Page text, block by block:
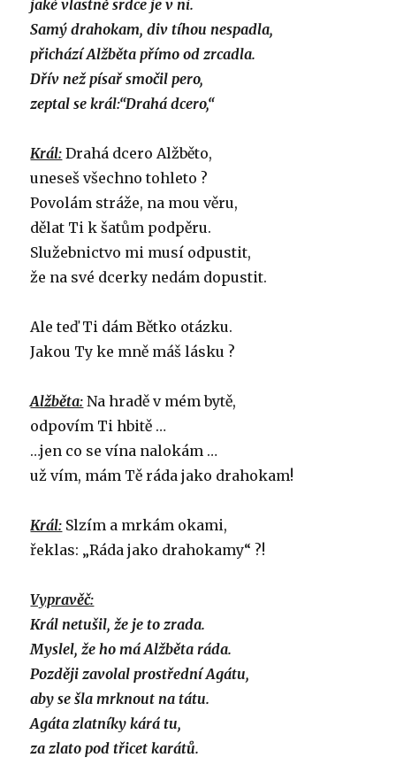
jaké vlastně srdce je v ní.
Samý drahokam, div tíhou nespadla,
přichází Alžběta přímo od zrcadla.
Dřív než písař smočil pero,
zeptal se král:“Drahá dcero,“
Král: Drahá dcero Alžběto,
uneseš všechno tohleto ?
Povolám stráže, na mou věru,
dělat Ti k šatům podpěru.
Služebnictvo mi musí odpustit,
že na své dcerky nedám dopustit.
Ale teď Ti dám Bětko otázku.
Jakou Ty ke mně máš lásku ?
Alžběta: Na hradě v mém bytě,
odpovím Ti hbitě …
…jen co se vína nalokám …
už vím, mám Tě ráda jako drahokam!
Král: Slzím a mrkám okami,
řeklas: „Ráda jako drahokamy“ ?!
Vypravěč:
Král netušil, že je to zrada.
Myslel, že ho má Alžběta ráda.
Později zavolal prostřední Agátu,
aby se šla mrknout na tátu.
Agáta zlatníky kárá tu,
za zlato pod třicet karátů.